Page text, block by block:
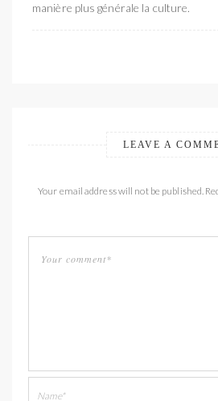
manière plus générale la culture.
LEAVE A
Your email address will not be published.